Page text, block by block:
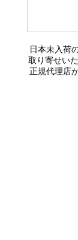
日本未入荷
取り寄せい
正規代理店